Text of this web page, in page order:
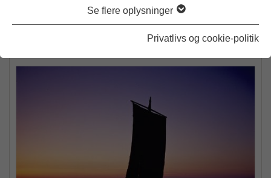
Se flere oplysninger
Privatlivs og cookie-politik